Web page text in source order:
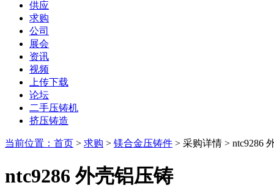
供应
求购
公司
展会
资讯
视频
上传下载
论坛
二手压铸机
挤压铸造
当前位置：首页 > 求购 > 镁合金压铸件 > 采购详情 > ntc9286
ntc9286 外壳铝压铸